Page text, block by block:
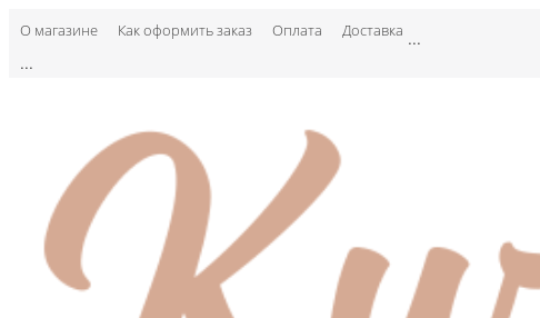
О магазине Как оформить заказ Оплата Доставка ...
...